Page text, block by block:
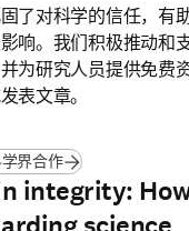
了对科学的信任，有
响。我们积极推动和
为研究人员提供免费
表文章。
界合作
integrity: